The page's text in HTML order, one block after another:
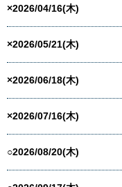
×2026/04/16(木)
×2026/05/21(木)
×2026/06/18(木)
×2026/07/16(木)
○2026/08/20(木)